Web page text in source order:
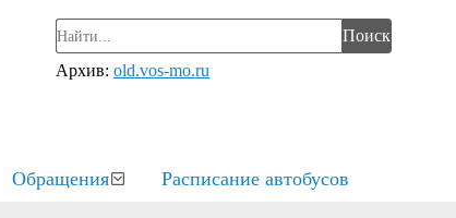
Поиск
Архив: old.vos-mo.ru
Обращения Расписание автобусов